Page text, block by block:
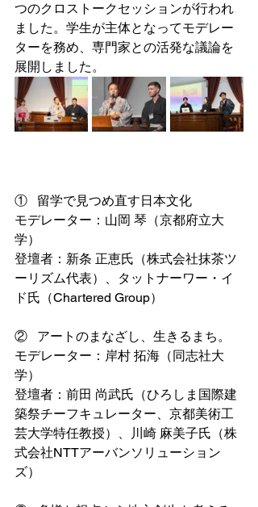
つのクロストークセッションが行われ
ました。学生が主体となってモデレー
ターを務め、専門家との活発な議論を
展開しました。
①   留学で見つめ直す日本文化
モデレーター：山岡 琴（京都府立大
学）
登壇者：新条 正恵氏（株式会社抹茶ツ
ーリズム代表）、タットナーワー・イ
ド氏（Chartered Group）
②   アートのまなざし、生きるまち。
モデレーター：岸村 拓海（同志社大
学）
登壇者：前田 尚武氏（ひろしま国際建
築祭チーフキュレーター、京都美術工
芸大学特任教授）、川崎 麻美子氏（株
式会社NTTアーバンソリューション
ズ）